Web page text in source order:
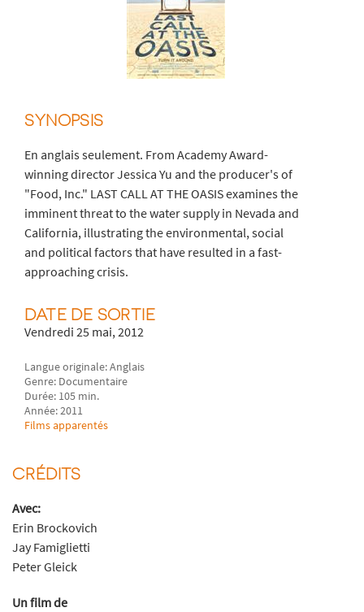
SYNOPSIS
En anglais seulement. From Academy Award-
winning director Jessica Yu and the producer's of
"Food, Inc." LAST CALL AT THE OASIS examines the
imminent threat to the water supply in Nevada and
California, illustrating the environmental, social
and political factors that have resulted in a fast-
approaching crisis.
DATE DE SORTIE
Vendredi 25 mai, 2012
Langue originale: Anglais
Genre: Documentaire
Durée: 105 min.
Année: 2011
Films apparentés
CRÉDITS
Avec:
Erin Brockovich
Jay Famiglietti
Peter Gleick
Un film de